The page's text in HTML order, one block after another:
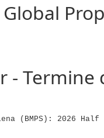
- Termine
(BMPS): 2026 Half